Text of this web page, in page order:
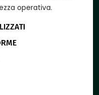
operativa.